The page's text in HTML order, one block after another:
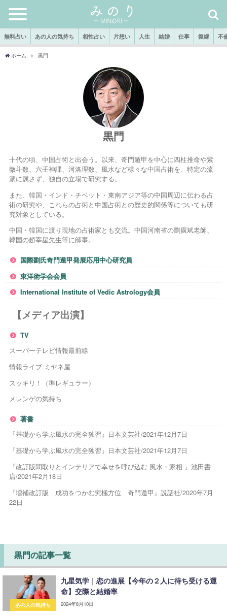
無料占い あの人の気持ち 相性占い 片想い 人生 結婚 仕事 復縁 不
ホーム 黒門
黒門
十代の頃、中国占術と出会う。以来、奇門遁甲を中心に四柱推命や紫
微斗数、六壬神課、河洛理数、風水など様々な中国占術を、特定の流
派に属さず、独自の立場で研究する。
また、韓国・インド・チベット・東南アジア等の中国周辺に伝わる占
術の研究や、これらの占術と中国占術との歴史的関係等についても研
究対象としている。
中国・韓国に渡り現地の占術家とも交流。中国河南省の劉廣斌老師、
韓国の趙宰星先生等に師事。
国際劉氏奇門遁甲発展応用中心研究員
東洋術学会会員
International Institute of Vedic Astrology会員
【メディア出演】
TV
スーパーテレビ情報最前線
情報ライブ ミヤネ屋
スッキリ！（準レギュラー）
メレンゲの気持ち
著書
『基礎から学ぶ風水の完全独習』日本文芸社/2021年12月7日
『基礎から学ぶ風水の完全独習』日本文芸社/2021年12月7日
『改訂版間取りとインテリアで幸せを呼び込む 風水・家相 』池田書
店/2021年2月18日
『増補改訂版 成功をつかむ究極方位 奇門遁甲』説話社/2020年7月
22日
黒門の記事一覧
あの人の気持ち
九星気学｜恋の進展【今年の２人に待ち受ける運
命】交際と結婚率
2024年8月10日